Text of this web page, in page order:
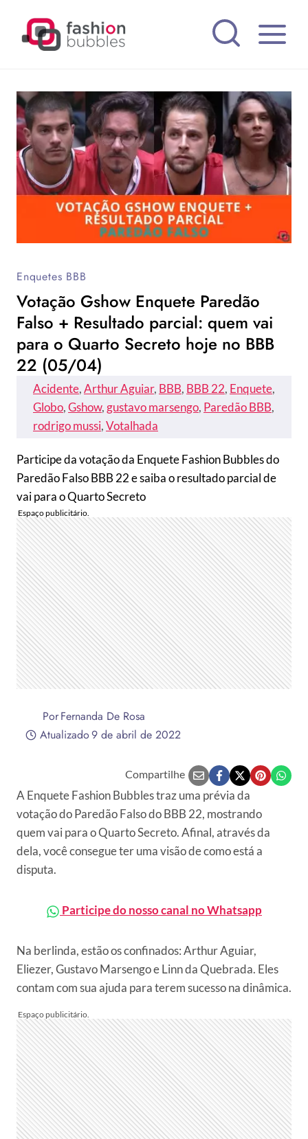
Enquetes BBB
Votação Gshow Enquete Paredão
Falso + Resultado parcial: quem vai
para o Quarto Secreto hoje no BBB
22 (05/04)
Acidente, Arthur Aguiar, BBB, BBB 22, Enquete
Globo, Gshow, gustavo marsengo, Paredão BBB
rodrigo mussi, Votalhada
Participe da votação da Enquete Fashion Bubbles do
Paredão Falso BBB 22 e saiba o resultado parcial de
vai para o Quarto Secreto
PorFernanda De Rosa
Atualizado9 de abril de 2022
Compartilhe
A Enquete Fashion Bubbles traz uma prévia da
votação do Paredão Falso do BBB 22, mostrando
quem vai para o Quarto Secreto. Afinal, através da
dela, você consegue ter uma visão de como está a
disputa.
Participe do nosso canal no Whatsapp
Na berlinda, estão os confinados: Arthur Aguiar,
Eliezer, Gustavo Marsengo e Linn da Quebrada. Eles
contam com sua ajuda para terem sucesso na dinâmica.